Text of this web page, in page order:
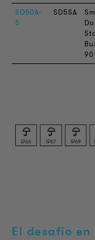
SD50A-
S
SD5SA
90
El desafío